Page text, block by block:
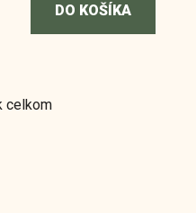
DO KOŠÍKA
celkom